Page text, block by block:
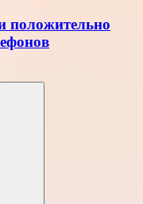
положительно